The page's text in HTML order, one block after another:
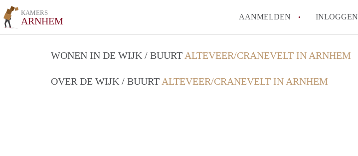
KAMERS
ARNHEM AANMELDEN INLOGGEN
WONEN IN DE WIJK / BUURT ALTEVEER/CRANEVELT IN ARNHEM
OVER DE WIJK / BUURT ALTEVEER/CRANEVELT IN ARNHEM